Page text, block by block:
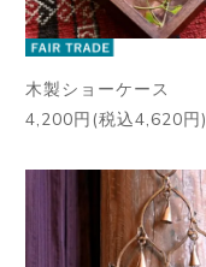
木製ショーケース
4,200円(税込4,620円)